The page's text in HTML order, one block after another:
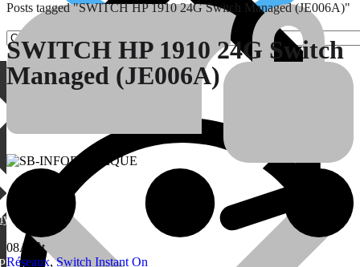
Posts tagged "SWITCH HP 1910 24G Switch Managed (JE006A)"
SWITCH HP 1910 24G Switch
Managed (JE006A)
08Août
Réseaux,Switch Instant On